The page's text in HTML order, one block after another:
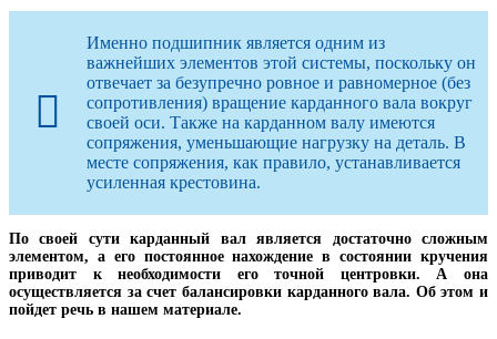
Именно подшипник является одним из
важнейших элементов этой системы, поскольку он
отвечает за безупречно ровное и равномерное (без
сопротивления) вращение карданного вала вокруг
своей оси. Также на карданном валу имеются
сопряжения, уменьшающие нагрузку на деталь. В
месте сопряжения, как правило, устанавливается
усиленная крестовина.
По своей сути карданный вал является достаточно сложным
элементом, а его постоянное нахождение в состоянии кручения
приводит к необходимости его точной центровки. А она
осуществляется за счет балансировки карданного вала. Об этом и
пойдет речь в нашем материале.